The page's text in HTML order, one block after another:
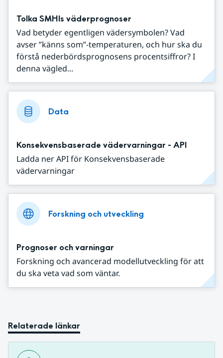
Tolka SMHIs väderprognoser
Vad betyder egentligen vädersymbolen? Vad
avser ”känns som”-temperaturen, och hur ska du
förstå nederbördsprognosens procentsiffror? I
denna vägled...
Data
Konsekvensbaserade vädervarningar - API
Ladda ner API för Konsekvensbaserade
vädervarningar
Forskning och utveckling
Prognoser och varningar
Forskning och avancerad modellutveckling för att
du ska veta vad som väntar.
Relaterade länkar